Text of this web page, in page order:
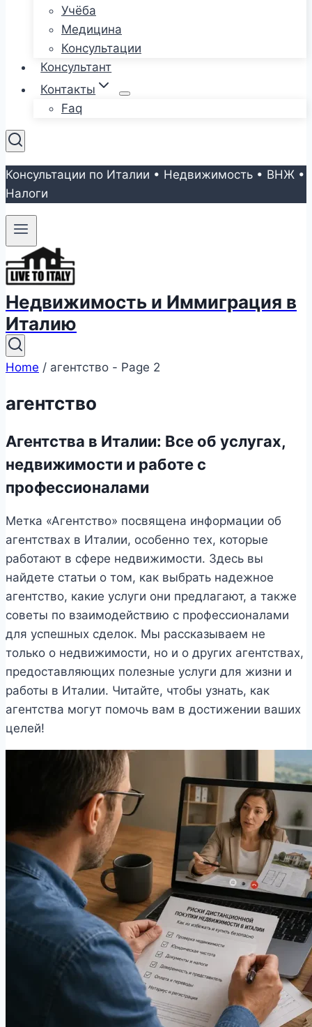
Учёба
Медицина
Консультации
Консультант
Контакты
Faq
Консультации по Италии • Недвижимость • ВНЖ •
Налоги
Недвижимость и Иммиграция в
Италию
Home / агентство - Page 2
агентство
Агентства в Италии: Все об услугах,
недвижимости и работе с
профессионалами
Метка «Агентство» посвящена информации об
агентствах в Италии, особенно тех, которые
работают в сфере недвижимости. Здесь вы
найдете статьи о том, как выбрать надежное
агентство, какие услуги они предлагают, а также
советы по взаимодействию с профессионалами
для успешных сделок. Мы рассказываем не
только о недвижимости, но и о других агентствах,
предоставляющих полезные услуги для жизни и
работы в Италии. Читайте, чтобы узнать, как
агентства могут помочь вам в достижении ваших
целей!